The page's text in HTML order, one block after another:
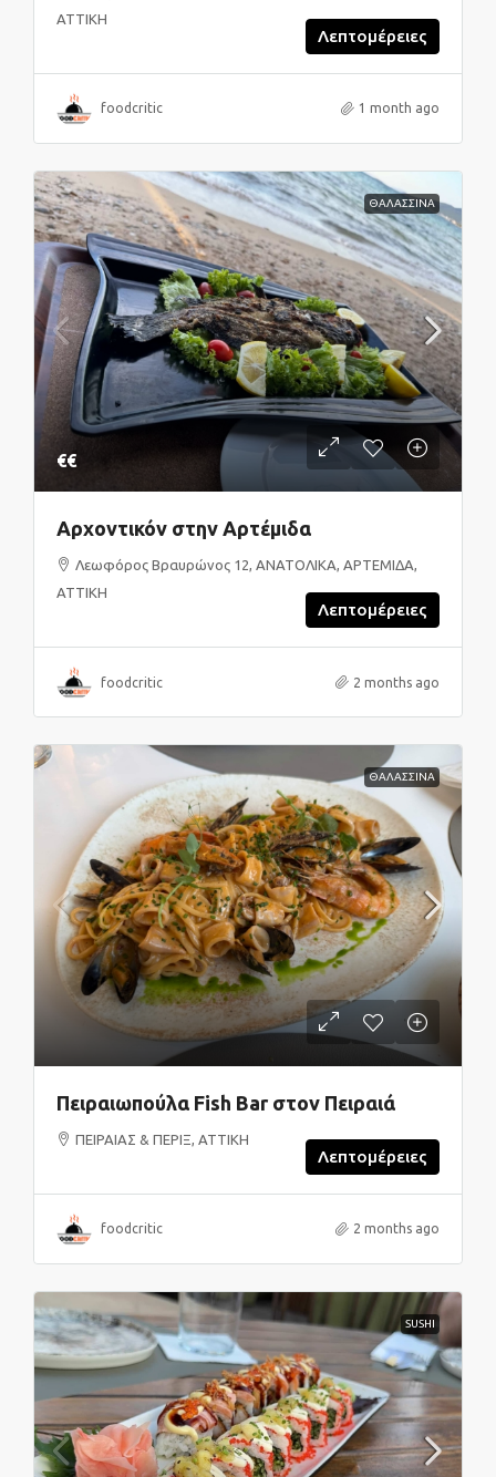
ΑΤΤΙΚΗ
Λεπτομέρειες
foodcritic 1 month ago
ΘΑΛΑΣΣΙΝΑ
€€
Αρχοντικόν στην Αρτέμιδα
Λεωφόρος Βραυρώνος 12, ΑΝΑΤΟΛΙΚΑ, ΑΡΤΕΜΙΔΑ,
ΑΤΤΙΚΗ
Λεπτομέρειες
foodcritic 2 months ago
ΘΑΛΑΣΣΙΝΑ
Πειραιωπούλα Fish Bar στον Πειραιά
ΠΕΙΡΑΙΑΣ & ΠΕΡΙΞ, ΑΤΤΙΚΗ
Λεπτομέρειες
foodcritic 2 months ago
SUSHI